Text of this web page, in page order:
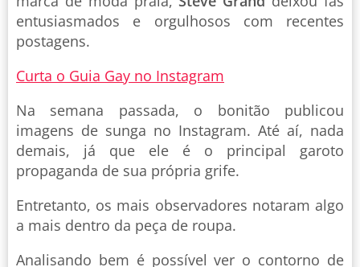
entusiasmados e orgulhosos com recentes
postagens.
Curta o Guia Gay no Instagram
Na semana passada, o bonitão publicou
imagens de sunga no Instagram. Até aí, nada
demais, já que ele é o principal garoto
propaganda de sua própria grife.
Entretanto, os mais observadores notaram algo
a mais dentro da peça de roupa.
Analisando bem é possível ver o contorno de